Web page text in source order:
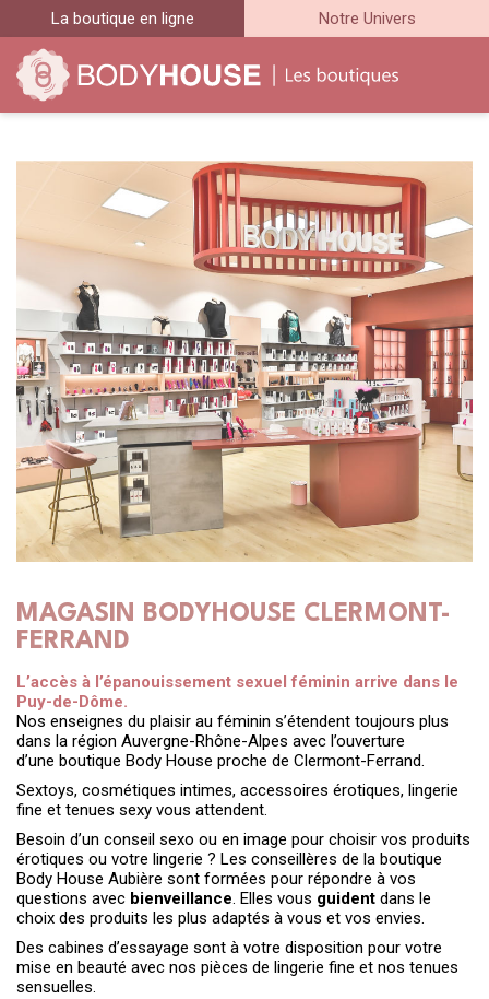
La boutique en ligne Notre Univers
MAGASIN BODYHOUSE CLERMONT-
FERRAND
L’accès à l’épanouissement sexuel féminin arrive dans le
Puy-de-Dôme.
Nos enseignes du plaisir au féminin s’étendent toujours plus
dans la région Auvergne-Rhône-Alpes avec l’ouverture
d’une boutique Body House proche de Clermont-Ferrand.
Sextoys, cosmétiques intimes, accessoires érotiques, lingerie
fine et tenues sexy vous attendent.
Besoin d’un conseil sexo ou en image pour choisir vos produits
érotiques ou votre lingerie ? Les conseillères de la boutique
Body House Aubière sont formées pour répondre à vos
questions avec bienveillance. Elles vous guident dans le
choix des produits les plus adaptés à vous et vos envies.
Des cabines d’essayage sont à votre disposition pour votre
mise en beauté avec nos pièces de lingerie fine et nos tenues
sensuelles.